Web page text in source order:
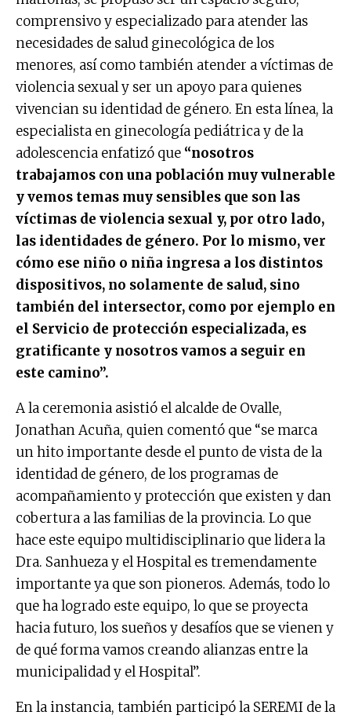
comprensivo y especializado para atender las
necesidades de salud ginecológica de los
menores, así como también atender a víctimas de
violencia sexual y ser un apoyo para quienes
vivencian su identidad de género. En esta línea, la
especialista en ginecología pediátrica y de la
adolescencia enfatizó que “nosotros
trabajamos con una población muy vulnerable
y vemos temas muy sensibles que son las
víctimas de violencia sexual y, por otro lado,
las identidades de género. Por lo mismo, ver
cómo ese niño o niña ingresa a los distintos
dispositivos, no solamente de salud, sino
también del intersector, como por ejemplo en
el Servicio de protección especializada, es
gratificante y nosotros vamos a seguir en
este camino”.
A la ceremonia asistió el alcalde de Ovalle,
Jonathan Acuña, quien comentó que “se marca
un hito importante desde el punto de vista de la
identidad de género, de los programas de
acompañamiento y protección que existen y dan
cobertura a las familias de la provincia. Lo que
hace este equipo multidisciplinario que lidera la
Dra. Sanhueza y el Hospital es tremendamente
importante ya que son pioneros. Además, todo lo
que ha logrado este equipo, lo que se proyecta
hacia futuro, los sueños y desafíos que se vienen y
de qué forma vamos creando alianzas entre la
municipalidad y el Hospital”.
En la instancia, también participó la SEREMI de la